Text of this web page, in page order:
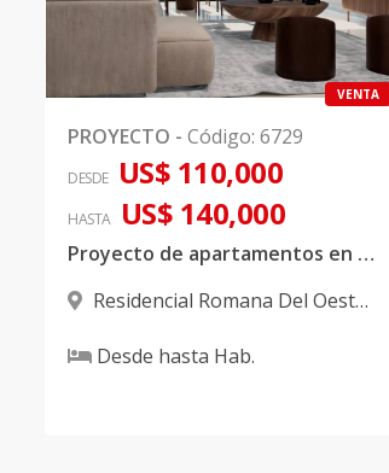
VENTA
PROYECTO - Código: 6729
DESDE US$ 110,000
HASTA US$ 140,000
Proyecto de apartamentos en venta ubicado en La Romana
Residencial Romana Del Oeste,
Desde hasta Hab.